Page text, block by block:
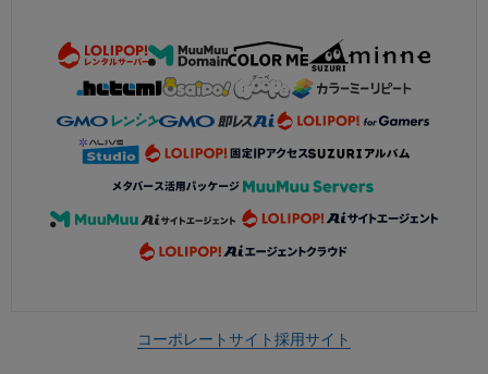
コーポレートサイト採用サイト